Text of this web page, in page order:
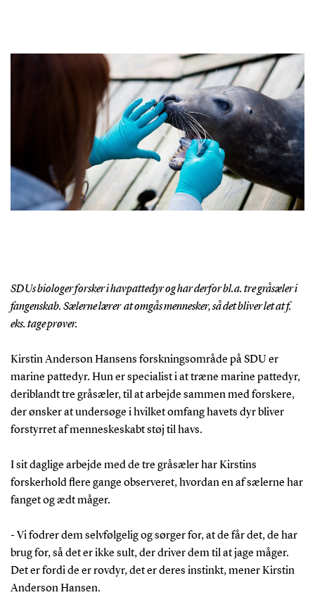
SDUs biologer forsker i havpattedyr og har derfor bl.a. tre gråsæler i
fangenskab. Sælerne lærer at omgås mennesker, så det bliver let at f.
eks. tage prøver.
Kirstin Anderson Hansens forskningsområde på SDU er
marine pattedyr. Hun er specialist i at træne marine pattedyr,
deriblandt tre gråsæler, til at arbejde sammen med forskere,
der ønsker at undersøge i hvilket omfang havets dyr bliver
forstyrret af menneskeskabt støj til havs.
I sit daglige arbejde med de tre gråsæler har Kirstins
forskerhold flere gange observeret, hvordan en af sælerne har
fanget og ædt måger.
- Vi fodrer dem selvfølgelig og sørger for, at de får det, de har
brug for, så det er ikke sult, der driver dem til at jage måger.
Det er fordi de er rovdyr, det er deres instinkt, mener Kirstin
Anderson Hansen.